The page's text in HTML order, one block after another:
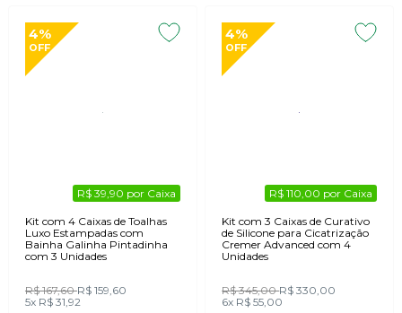
4%
OFF
R$ 39,90 por Caixa
Kit com 4 Caixas de Toalhas
Luxo Estampadas com
Bainha Galinha Pintadinha
com 3 Unidades
R$ 167,60R$ 159,60
5x R$ 31,92
4%
OFF
R$ 110,00 por Caixa
Kit com 3 Caixas de Curativo
de Silicone para Cicatrização
Cremer Advanced com 4
Unidades
R$ 345,00R$ 330,00
6x R$ 55,00